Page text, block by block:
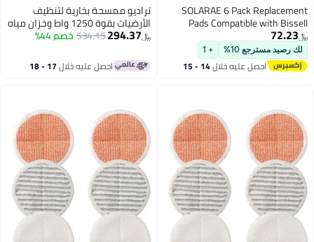
SOLARAE 6 Pack Replacement
Pads Compatible with Bissell
Spinwave 2124, 2039A, 2307,
23157, 20391, 20399 Powered
Hard Floor Mop， Replacement
Mop Pads （white, orange, off-
﷼‏72.23
لك رصيد مسترجع 10% + 1
احصل عليه خلال 14 - 15
تراديو ممسحة بخارية لتنظيف
الأرضيات بقوة 1250 واط وخزان مياه
سعة 330 مل، مع خاصية التنظيف ﷼‏294.37
534.15خصم 44%
احصل عليه خلال 17 - 18